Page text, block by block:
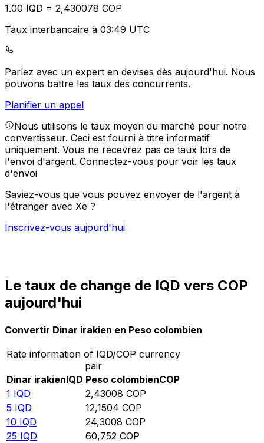
1.00 IQD = 2,430078 COP
Taux interbancaire à 03:49 UTC
Parlez avec un expert en devises dès aujourd'hui. Nous
pouvons battre les taux des concurrents.
Planifier un appel
Nous utilisons le taux moyen du marché pour notre
convertisseur. Ceci est fourni à titre informatif
uniquement. Vous ne recevrez pas ce taux lors de
l'envoi d'argent. Connectez-vous pour voir les taux
d'envoi
Saviez-vous que vous pouvez envoyer de l'argent à
l'étranger avec Xe ?
Inscrivez-vous aujourd'hui
Le taux de change de IQD vers COP
aujourd'hui
Convertir Dinar irakien en Peso colombien
Rate information of IQD/COP currency
pair
Dinar irakienIQD Peso colombienCOP
1 IQD 2,43008 COP
5 IQD 12,1504 COP
10 IQD 24,3008 COP
25 IQD 60,752 COP